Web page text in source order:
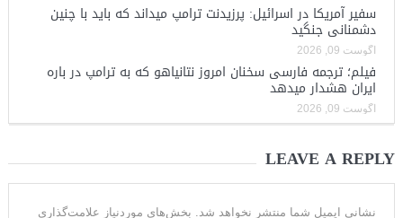
سفیر آمریکا در اسرائیل: پرزیدنت ترامپ میداند که باید با چنین
دشمنانی جنگید
آگوست 09, 2026
فیلم؛ ترجمه فارسی سخنان امروز نتانیاهو که به ترامپ در باره
ایران هشدار میدهد
آگوست 09, 2026
LEAVE A REPLY
نشانی ایمیل شما منتشر نخواهد شد. بخش‌های موردنیاز علامت‌گذاری